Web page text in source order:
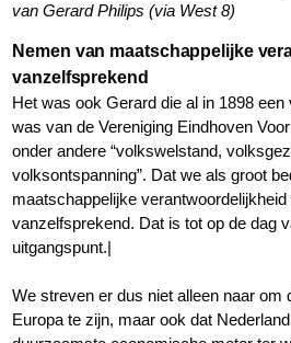
van Gerard Philips (via West 8)
Nemen van maatschappelijke
vanzelfsprekend
Het was ook Gerard die al in 1898
was van de Vereniging Eindhoven
onder andere “volkswelstand,
volksontspanning”. Dat we als groot
maatschappelijke
vanzelfsprekend. Dat is tot op de dag
uitgangspunt.|
We streven er dus niet alleen naar om
Europa te zijn, maar ook dat